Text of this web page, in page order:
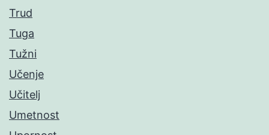
Trud
Tuga
Tužni
Učenje
Učitelj
Umetnost